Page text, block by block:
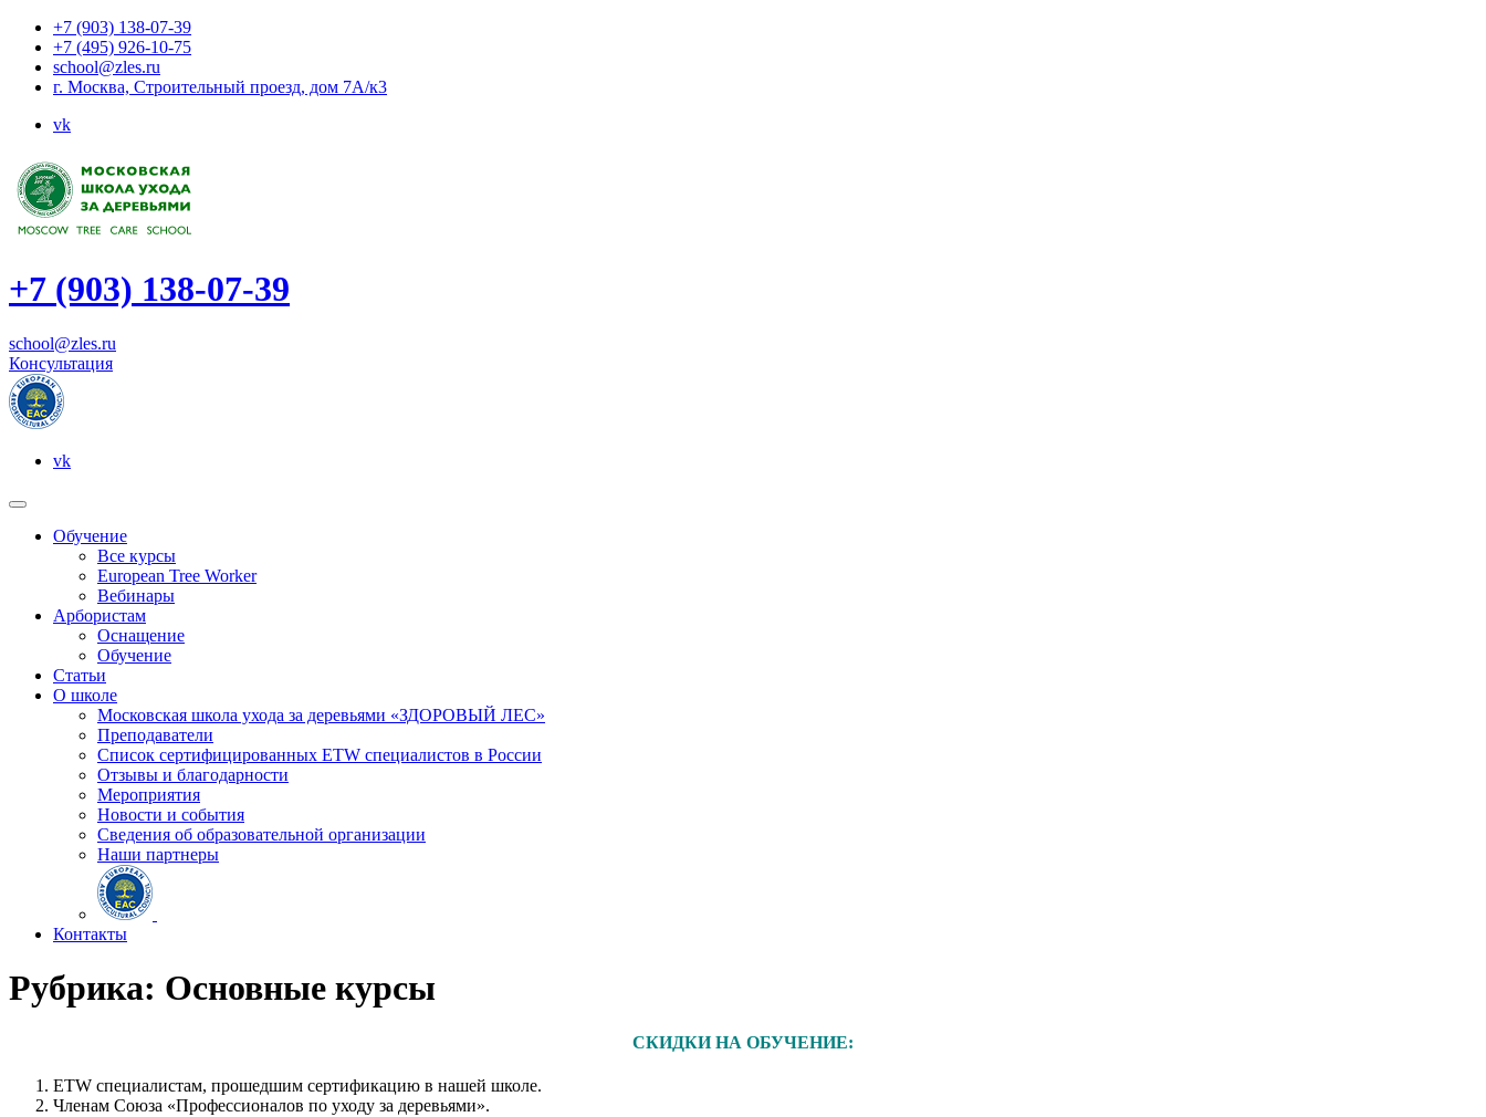
+7 (903) 138-07-39
+7 (495) 926-10-75
school@zles.ru
г. Москва, Строительный проезд, дом 7А/к3
vk
+7 (903) 138-07-39
school@zles.ru
Консультация
vk
Обучение
Все курсы
European Tree Worker
Вебинары
Арбористам
Оснащение
Обучение
Статьи
О школе
Московская школа ухода за деревьями «ЗДОРОВЫЙ ЛЕС»
Преподаватели
Список сертифицированных ETW специалистов в России
Отзывы и благодарности
Мероприятия
Новости и события
Сведения об образовательной организации
Наши партнеры
Контакты
Рубрика: Основные курсы
СКИДКИ НА ОБУЧЕНИЕ:
ETW специалистам, прошедшим сертификацию в нашей школе.
Членам Союза «Профессионалов по уходу за деревьями».